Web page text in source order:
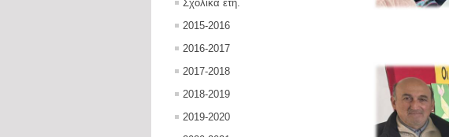
Σχολικά έτη.
2015-2016
2016-2017
2017-2018
2018-2019
2019-2020